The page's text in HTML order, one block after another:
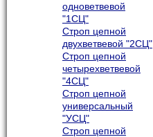
одноветвевой
"1СЦ"
Строп цепной
двухветвевой "2СЦ"
Строп цепной
четырехветвевой
"4СЦ"
Строп цепной
универсальный
"УСЦ"
Строп цепной